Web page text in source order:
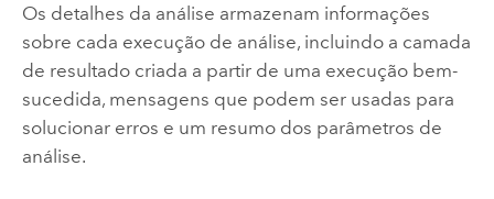
Os detalhes da análise armazenam informações
sobre cada execução de análise, incluindo a camada
de resultado criada a partir de uma execução bem-
sucedida, mensagens que podem ser usadas para
solucionar erros e um resumo dos parâmetros de
análise.